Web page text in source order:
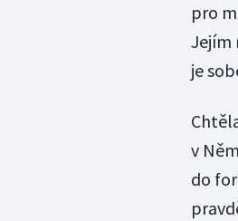
pro
Jejím
je
v
do